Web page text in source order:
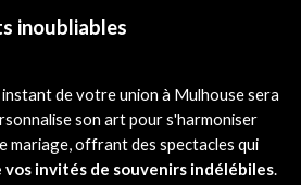
inoubliables
instant de votre union à Mulhouse sera
son art pour s'harmoniser
mariage, offrant des spectacles qui
invités de souvenirs indélébiles.